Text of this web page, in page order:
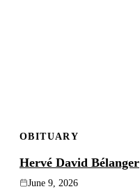
OBITUARY
Hervé David Bélanger
June 9, 2026